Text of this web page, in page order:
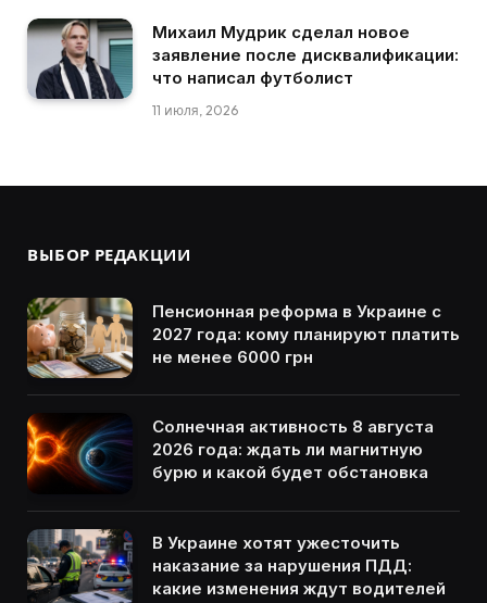
Михаил Мудрик сделал новое
заявление после дисквалификации:
что написал футболист
11 июля, 2026
ВЫБОР РЕДАКЦИИ
Пенсионная реформа в Украине с
2027 года: кому планируют платить
не менее 6000 грн
Солнечная активность 8 августа
2026 года: ждать ли магнитную
бурю и какой будет обстановка
В Украине хотят ужесточить
наказание за нарушения ПДД:
какие изменения ждут водителей